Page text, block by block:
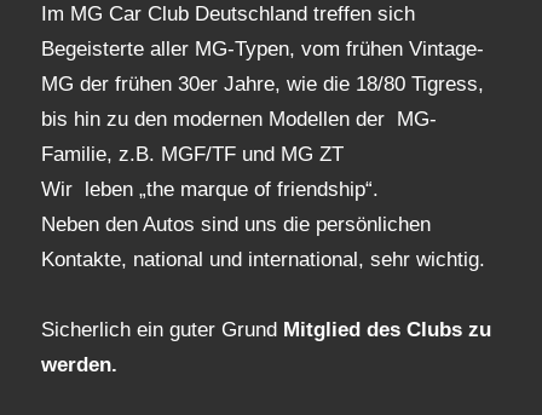
Im MG Car Club Deutschland treffen sich
Begeisterte aller MG-Typen, vom frühen Vintage-
MG der frühen 30er Jahre, wie die 18/80 Tigress,
bis hin zu den modernen Modellen der MG-
Familie, z.B. MGF/TF und MG ZT
Wir leben „the marque of friendship“.
Neben den Autos sind uns die persönlichen
Kontakte, national und international, sehr wichtig.
Sicherlich ein guter Grund Mitglied des Clubs zu
werden.